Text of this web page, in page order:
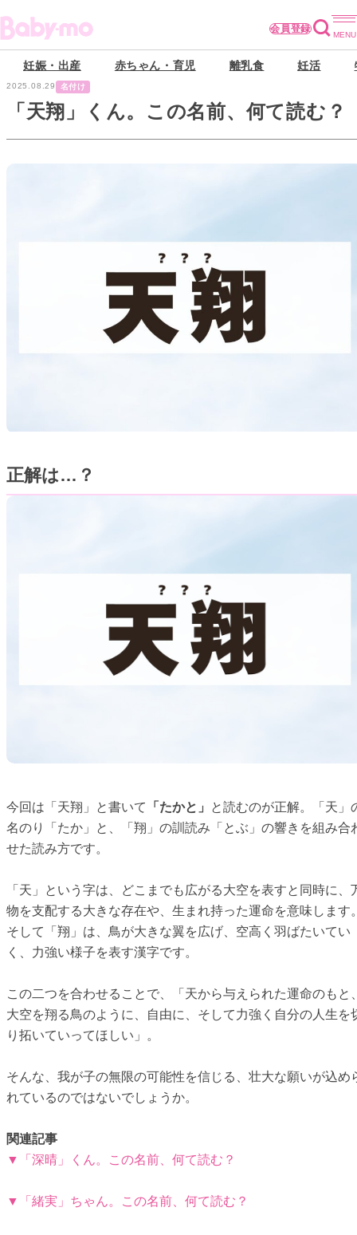
会員登録
妊娠・出産 赤ちゃん・育児 離乳食 妊活
2025.08.29 名付け
「天翔」くん。この名前、何て読む？
正解は…？
今回は「天翔」と書いて 「たかと」
と読むのが正解。「天」
名のり「たか」と、「翔」の訓読み「とぶ」の響きを組み合
せた読み方です。
「天」という字は、どこまでも広がる大空を表すと同時に、
物を支配する大きな存在や、生まれ持った運命を意味します
そして「翔」は、鳥が大きな翼を広げ、空高く羽ばたいてい
く、力強い様子を表す漢字です。
この二つを合わせることで、「天から与えられた運命のもと
大空を翔る鳥のように、自由に、そして力強く自分の人生を
り拓いていってほしい」。
そんな、我が子の無限の可能性を信じる、壮大な願いが込め
れているのではないでしょうか。
関連記事
▼「深晴」くん。この名前、何て読む？
▼「緒実」ちゃん。この名前、何て読む？